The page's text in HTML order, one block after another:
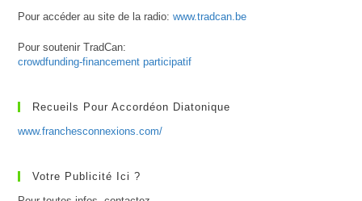
Pour accéder au site de la radio:www.tradcan.be
Pour soutenir TradCan:
crowdfunding-financement participatif
Recueils Pour Accordéon Diatonique
www.franchesconnexions.com/
Votre Publicité Ici ?